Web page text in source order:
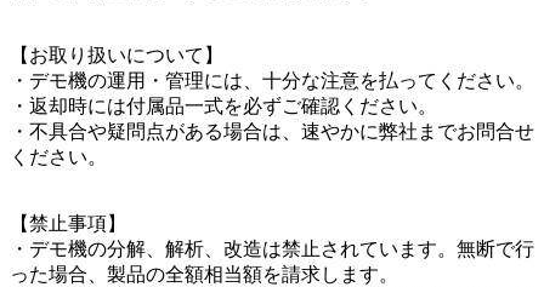
【お取り扱いについて】
・デモ機の運用・管理には、十分な注意を払ってください。
・返却時には付属品一式を必ずご確認ください。
・不具合や疑問点がある場合は、速やかに弊社までお問合せ
ください。
【禁止事項】
・デモ機の分解、解析、改造は禁止されています。無断で行
った場合、製品の全額相当額を請求します。